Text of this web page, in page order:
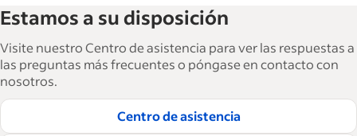
Indeed ayuda a las empresas a hacer crecer y
gestionar su fuerza laboral. Con más de
15,000 artículos en 6 idiomas, ofrecemos
consejos tácticos, procedimientos y mejores
prácticas para ayudar a las empresas a
contratar y retener a los mejores empleados.
Estamos a su disposición
Visite nuestro Centro de asistencia para ver las respuestas a
las preguntas más frecuentes o póngase en contacto con
nosotros.
Centro de asistencia